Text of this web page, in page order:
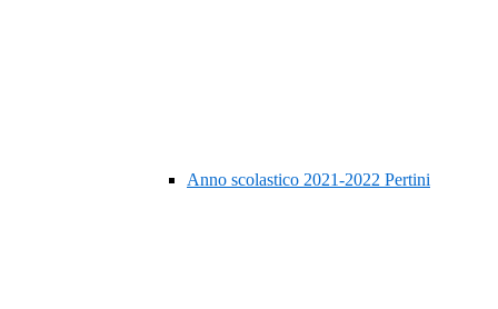
Anno scolastico 2021-2022 Pertini